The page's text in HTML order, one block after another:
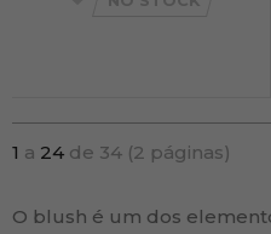
1 a 24 de 34 (2 páginas)
O blush é um dos